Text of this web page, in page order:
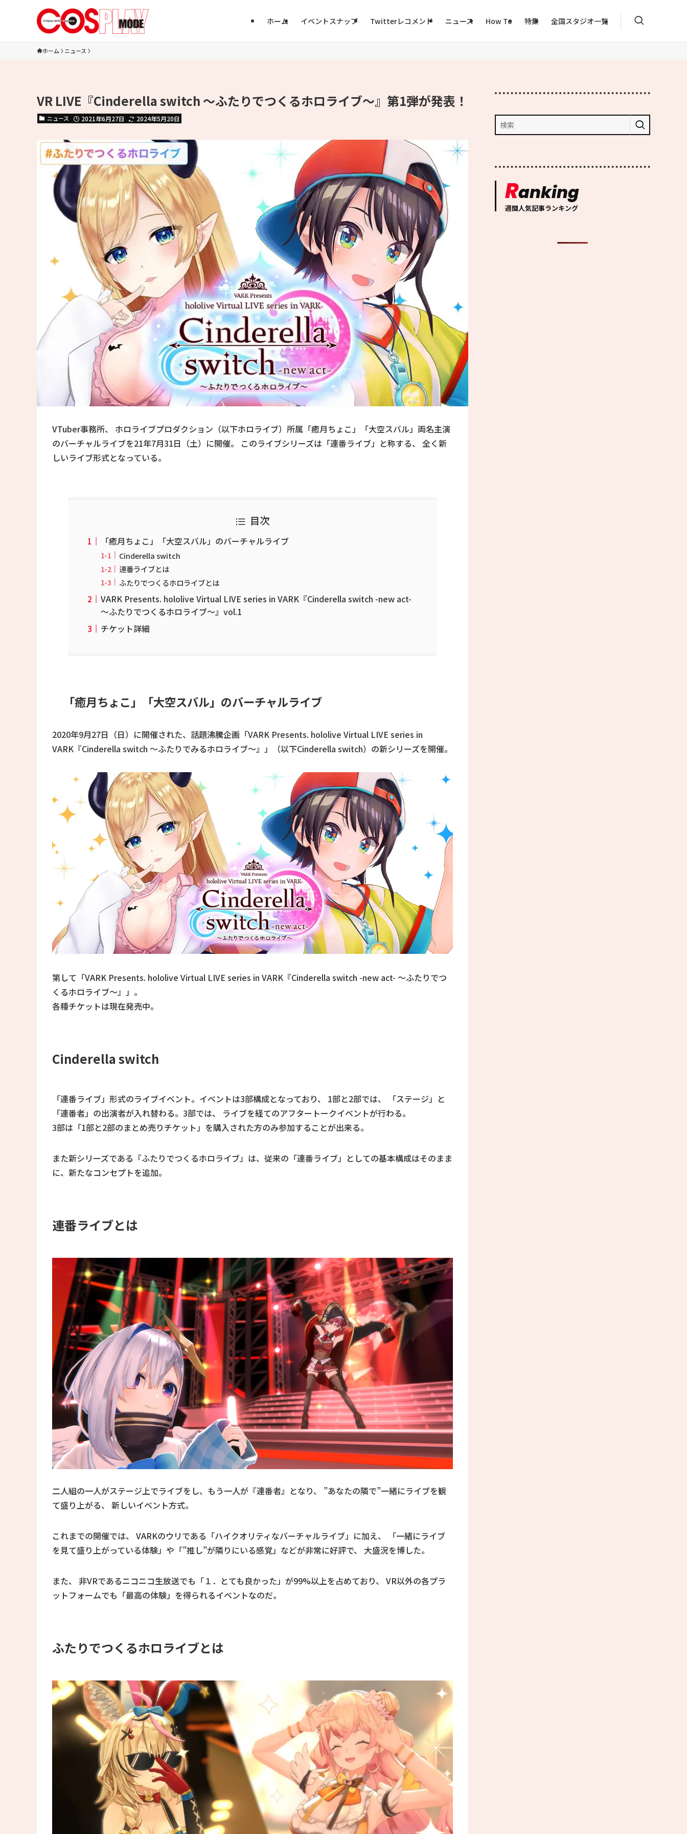
ホーム イベントスナップ Twitterレコメンド ニュース How To 特集 全国スタジオ一覧
ホーム ニュース
VR LIVE『Cinderella switch ～ふたりでつくるホロライブ～』第1弾が発表！
ニュース 2021年6月27日 2024年5月20日
VTuber事務所、 ホロライブプロダクション（以下ホロライブ）所属「癒月ちょこ」「大空スバル」両名主演
のバーチャルライブを21年7月31日（土）に開催。 このライブシリーズは「連番ライブ」と称する、 全く新
しいライブ形式となっている。
目次
「癒月ちょこ」「大空スバル」のバーチャルライブ
Cinderella switch
連番ライブとは
ふたりでつくるホロライブとは
VARK Presents. hololive Virtual LIVE series in VARK『Cinderella switch -new act-
～ふたりでつくるホロライブ～』vol.1
チケット詳細
「癒月ちょこ」「大空スバル」のバーチャルライブ
2020年9月27日（日）に開催された、話題沸騰企画「VARK Presents. hololive Virtual LIVE series in
VARK『Cinderella switch ～ふたりでみるホロライブ～』」（以下Cinderella switch）の新シリーズを開催。
第して「VARK Presents. hololive Virtual LIVE series in VARK『Cinderella switch -new act- ～ふたりでつ
くるホロライブ～』」。
各種チケットは現在発売中。
Cinderella switch
「連番ライブ」形式のライブイベント。イベントは3部構成となっており、 1部と2部では、 「ステージ」と
「連番者」の出演者が入れ替わる。3部では、 ライブを経てのアフタートークイベントが行わる。
3部は「1部と2部のまとめ売りチケット」を購入された方のみ参加することが出来る。
また新シリーズである『ふたりでつくるホロライブ』は、従来の「連番ライブ」としての基本構成はそのまま
に、新たなコンセプトを追加。
連番ライブとは
二人組の一人がステージ上でライブをし、もう一人が『連番者』となり、 ”あなたの隣で”一緒にライブを観
て盛り上がる、 新しいイベント方式。
これまでの開催では、 VARKのウリである「ハイクオリティなバーチャルライブ」に加え、 「一緒にライブ
を見て盛り上がっている体験」や「”推し”が隣りにいる感覚」などが非常に好評で、 大盛況を博した。
また、 非VRであるニコニコ生放送でも「１．とても良かった」が99%以上を占めており、 VR以外の各プラ
ットフォームでも「最高の体験」を得られるイベントなのだ。
ふたりでつくるホロライブとは
Ranking
週間人気記事ランキング